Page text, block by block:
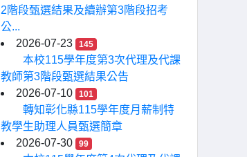
2階段甄選結果及續辦第3階段招考
公...
2026-07-23
145
本校115學年度第3次代理及代課
教師第3階段甄選結果公告
2026-07-10
101
轉知彰化縣115學年度月薪制特
教學生助理人員甄選簡章
2026-07-30
99